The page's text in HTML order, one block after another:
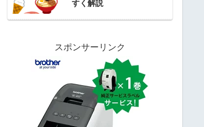
すく解説
スポンサーリンク